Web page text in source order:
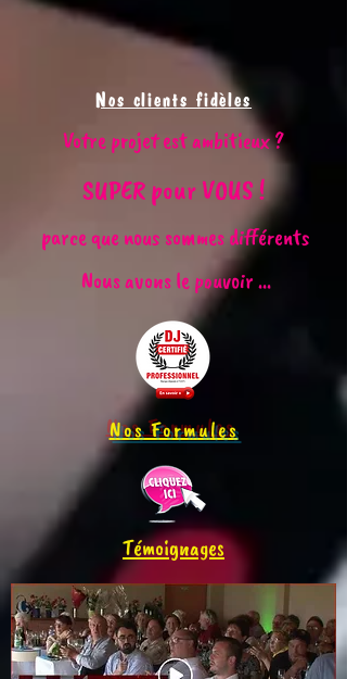
Nos clients fidèles
Votre projet est ambitieux ?
SUPER pour VOUS !
parce que nous sommes différents
Nous avons le pouvoir ...
Nos Formules
Témoignages